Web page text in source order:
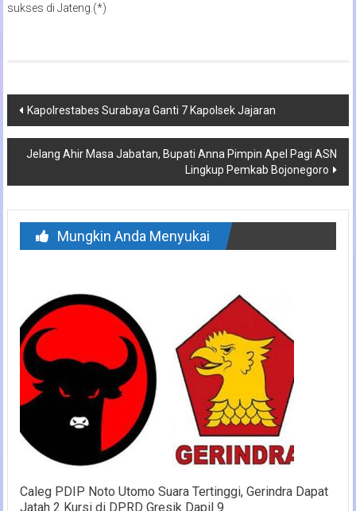
sukses di Jateng.(*)
Navigasi
pos
Kapolrestabes Surabaya Ganti 7 Kapolsek Jajaran
Jelang Ahir Masa Jabatan, Bupati Anna Pimpin Apel Pagi ASN
Lingkup Pemkab Bojonegoro
Mungkin Anda Menyukai
Caleg PDIP Noto Utomo Suara Tertinggi, Gerindra Dapat
Jatah 2 Kursi di DPRD Gresik Dapil 9